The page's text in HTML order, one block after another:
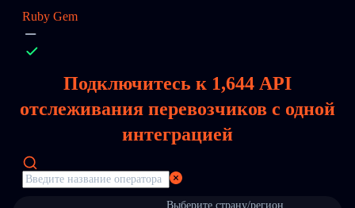
Ruby Gem
Подключитесь к 1,644 API
отслеживания перевозчиков с одной
интеграцией
Выберите страну/регион